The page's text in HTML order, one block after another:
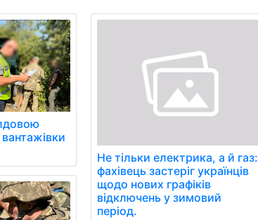
Не тільки електрика, а й газ:
фахівець застеріг українців
щодо нових графіків
відключень у зимовий
період.